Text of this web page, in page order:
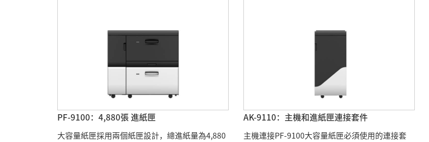
PF-9100：4,880張 進紙匣
大容量紙匣採用兩個紙匣設計，總進紙量為4,880
AK-9110：主機和進紙匣連接套件
主機連接PF-9100大容量紙匣必須使用的連接套